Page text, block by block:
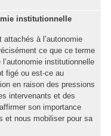
institutionnelle
à l’autonomie
ce que ce terme
institutionnelle
figé ou est-ce au
en raison des pressions
intervenants et des
son importance
et nous mobiliser pour sa